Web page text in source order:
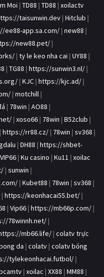
Moi | TD88 | TD88 | xoilactv
taisunwin.dev | Hitclub |
ee88-app.sa.com/ | new88 |
new88.pet/ |
| ty le keo nha cai | UY88 |
| TG88 | https://sunwin3.nl/ |
| KJC | https://kjc.ad/ |
| motchill |
| 78win | AO88 |
| xoso66 | 78win | B52club |
| https://rr88.cz/ | 78win | sv368 |
| DH88 | https://shbet-
VIP66 | Ku casino | Ku11 | xoilac
| sunwin |
| Kubet88 | 78win | sv368 |
| https://keonhacai55.bet/ |
| Vip66 | https://mb66p.com/ |
78winnh.net/ |
mb66.life/ | colatv trực
da | colatv | colatv bóng
tylekeonhacai.futbol/ |
| xoilac | XX88 | MM88 |